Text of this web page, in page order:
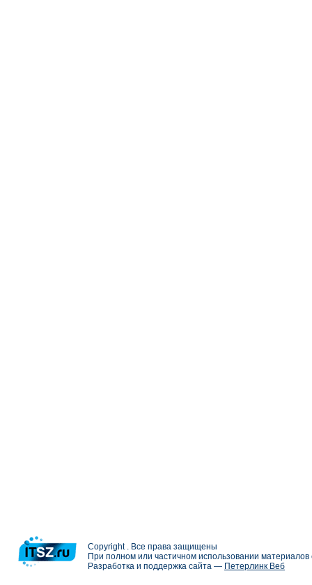
Copyright . Все права защищены
При полном или частичном использовании
Разработка и поддержка сайта — Петерлинк Веб